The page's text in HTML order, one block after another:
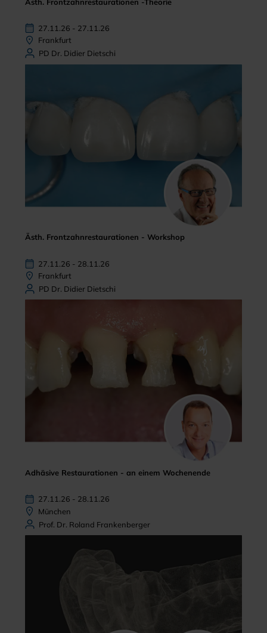
27.11.26 - 27.11.26
Frankfurt
PD Dr. Didier Dietschi
Ästh. Frontzahnrestaurationen - Workshop
27.11.26 - 28.11.26
Frankfurt
PD Dr. Didier Dietschi
Adhäsive Restaurationen - an einem Wochenende
27.11.26 - 28.11.26
München
Prof. Dr. Roland Frankenberger